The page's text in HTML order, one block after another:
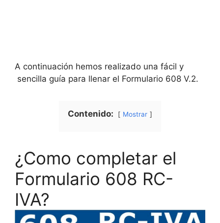
A continuación hemos realizado una fácil y
sencilla guía para llenar el Formulario 608 V.2.
Contenido: Mostrar
¿Como completar el
Formulario 608 RC-
IVA?